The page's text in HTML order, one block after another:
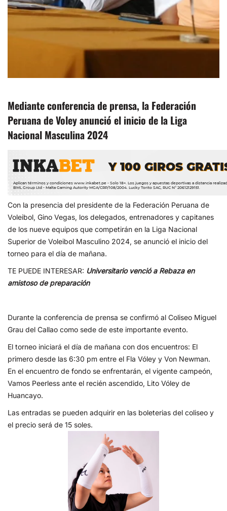
Mediante conferencia de prensa, la Federación
Peruana de Voley anunció el inicio de la Liga
Nacional Masculina 2024
Con la presencia del presidente de la Federación Peruana de
Voleibol, Gino Vegas, los delegados, entrenadores y capitanes
de los nueve equipos que competirán en la Liga Nacional
Superior de Voleibol Masculino 2024, se anunció el inicio del
torneo para el día de mañana.
TE PUEDE INTERESAR: Universitario venció a Rebaza en
amistoso de preparación
Durante la conferencia de prensa se confirmó al Coliseo Miguel
Grau del Callao como sede de este importante evento.
El torneo iniciará el día de mañana con dos encuentros: El
primero desde las 6:30 pm entre el Fla Vóley y Von Newman.
En el encuentro de fondo se enfrentarán, el vigente campeón,
Vamos Peerless ante el recién ascendido, Lito Vóley de
Huancayo.
Las entradas se pueden adquirir en las boleterias del coliseo y
el precio será de 15 soles.